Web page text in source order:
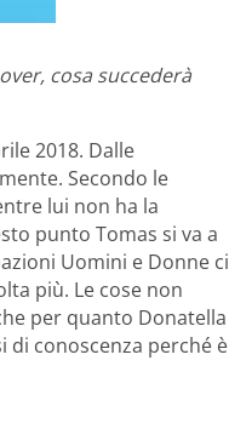
cosa succederà
2018. Dalle
Secondo le
lui non ha la
punto Tomas si va a
Uomini e Donne ci
più. Le cose non
per quanto Donatella
di conoscenza perché è